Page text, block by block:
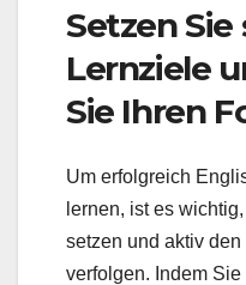
Setzen
Lernziele
Sie Ihren
Um erfolgreich
lernen, ist es
setzen und aktiv
verfolgen. Indem